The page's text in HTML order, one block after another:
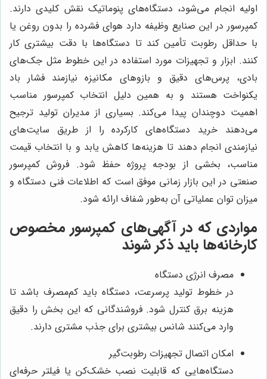
اولیه انجام می‌شود، دستگاه‌های پنوماتیک نقش کلیدی دارند.
کمپرسور در این صنایع وظیفه دارد هوای فشرده را بدون روغن یا
با حداقل رطوبت تأمین کند تا دستگاه‌ها با دقت بیشتری کار
کنند. ابزار و تجهیزات مورد استفاده در این خطوط مثل جک‌های
بادی، پرس‌های دقیق و بازوهای مکانیزه نیازمند فشار باد
یکنواخت هستند و به همین دلیل انتخاب کمپرسور مناسب
اهمیت دوچندان پیدا می‌کند. بسیاری از مدیران تولید ترجیح
می‌دهند خرید دستگاه‌های کارکرده را از طریق سایت‌های
نیازمندی انجام دهند تا هزینه‌ها کاهش یابد و با انتخاب قیمت
مناسب، بخشی از بودجه پروژه حفظ شود. فروش کمپرسور
صنعتی در این بازار زمانی موفق است که اطلاعات فنی دستگاه و
میزان توان عملیاتی آن به‌طور شفاف ارائه شود.
مواردی که در آگهی‌های کمپرسور مخصوص
کارخانه‌ها باید ذکر شوند
مصرف انرژی دستگاه
در خطوط تولید پرسرعت، دستگاه باید کم‌مصرف باشد تا
هزینه برق کنترل شود. فروشندگانی که این بخش را دقیق
وارد می‌کنند شانس بیشتری برای جذب مشتری دارند.
امکان اتصال تجهیزات رطوبت‌گیر
دستگاه‌هایی که قابلیت نصب خشک‌کن یا فیلتر حرفه‌ای